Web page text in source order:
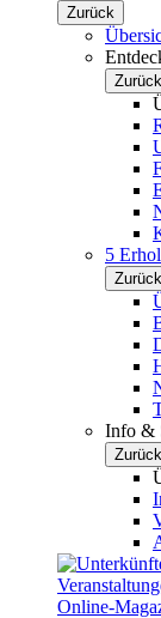
Zurück
Zurück
5
Zurück
Info &
Zurück
Online-